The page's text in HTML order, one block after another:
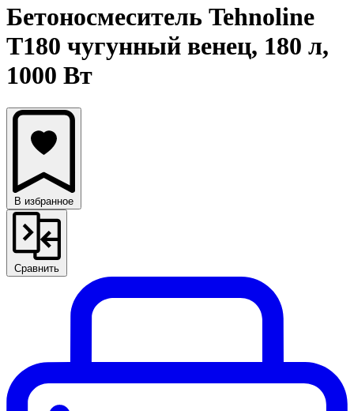
Бетоносмеситель Tehnoline
T180 чугунный венец, 180 л,
1000 Вт
В избранное
Сравнить